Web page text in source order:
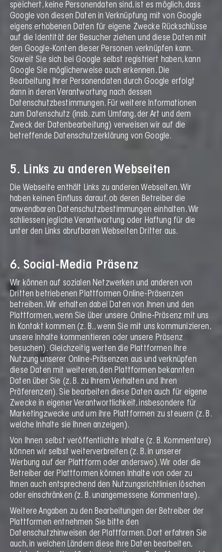
speichert, keine Personendaten sind, ist es möglich, dass
Google von diesen Daten in Verknüpfung mit von Google
eigens erhobenen Daten für eigene Zwecke Rückschlüsse
auf die Identität der Besucher ziehen und diese Daten mit
den Google-Konten dieser Personen verknüpfen kann.
Soweit Sie sich bei Google selbst registriert haben, kann
Google Sie möglicherweise auch erkennen. Die
Bearbeitung Ihrer Personendaten durch Google erfolgt
dann in deren Verantwortung nach dessen
Datenschutzbestimmungen. Für weitere Informationen
zum Datenschutz (insb. zum Umfang, der Art und dem
Zweck der Datenbearbeitung) verweisen wir auf die
betreffende Datenschutzerklärung von Google.
5. Links zu anderen Webseiten
Die Webseite enthält Links zu anderen Webseiten. Wir
haben keinen Einfluss darauf, ob deren Betreiber die
anwendbaren Datenschutzbestimmungen einhalten. Wir
schliessen jegliche Verantwortung oder Haftung für die
unter den Links abrufbaren Webseiten Dritter aus.
6. Social-Media Präsenz
Wir können auf sozialen Netzwerken und anderen von
Dritten betriebenen Plattformen Online-Präsenzen
betreiben. Wir erhalten dabei Daten von Ihnen und den
Plattformen, wenn Sie über unsere Online-Präsenz mit uns
in Kontakt kommen (z. B., wenn Sie mit uns kommunizieren,
unsere Inhalte kommentieren oder unsere Präsenz
besuchen). Gleichzeitig werten die Plattformen Ihre
Nutzung unserer Online-Präsenzen aus und verknüpfen
diese Daten mit weiteren, den Plattformen bekannten
Daten über Sie (z. B. zu Ihrem Verhalten und Ihren
Präferenzen). Sie bearbeiten diese Daten auch für eigene
Zwecke in eigener Verantwortlichkeit, insbesondere für
Marketingzwecke und um ihre Plattformen zu steuern (z. B.
welche Inhalte sie Ihnen anzeigen).
Von Ihnen selbst veröffentlichte Inhalte (z. B. Kommentare)
können wir selbst weiterverbreiten (z. B. in unserer
Werbung auf der Plattform oder anderswo). Wir oder die
Betreiber der Plattformen können Inhalte von oder zu
Ihnen auch entsprechend den Nutzungsrichtlinien löschen
oder einschränken (z. B. unangemessene Kommentare).
Weitere Angaben zu den Bearbeitungen der Betreiber der
Plattformen entnehmen Sie bitte den
Datenschutzhinweisen der Plattformen. Dort erfahren Sie
auch, in welchen Ländern diese Ihre Daten bearbeiten,